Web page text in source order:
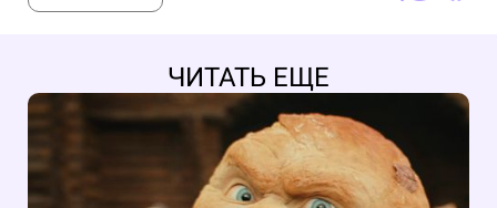
ЧИТАТЬ ЕЩЕ